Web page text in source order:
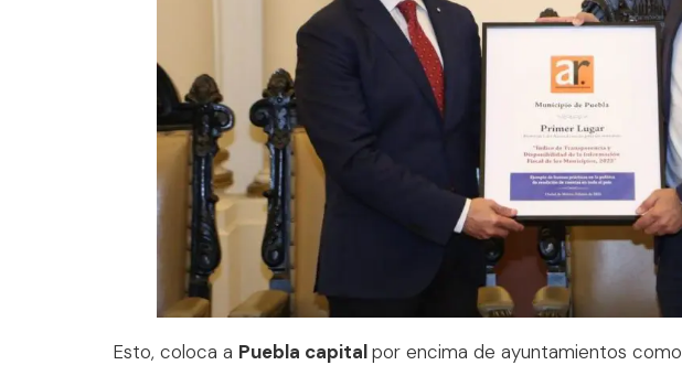
Esto, coloca a Puebla capitalpor encima de ayuntamientos como